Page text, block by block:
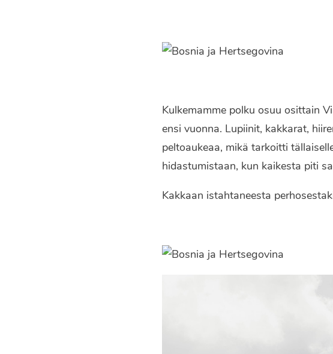
Kulkemamme polku osuu osittain
ensi vuonna. Lupiinit, kakkarat,
peltoaukeaa, mikä tarkoitti
hidastumistaan, kun kaikesta piti
Kakkaan istahtaneesta